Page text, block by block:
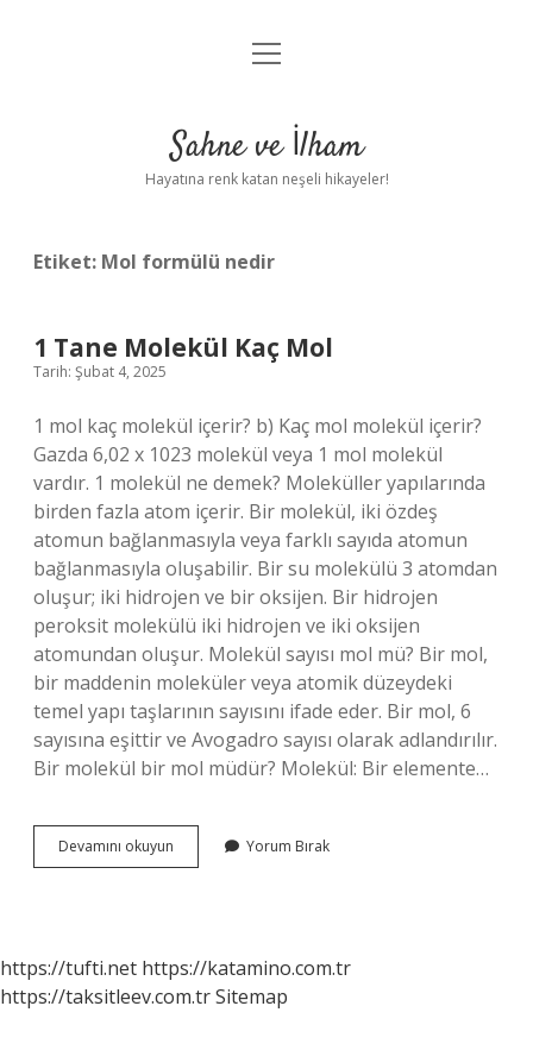
Anasayfa
Yasal Uyarı
menüyü
Sahne ve İlham
Hayatına renk katan neşeli hikayeler!
Etiket: Mol formülü nedir
1 Tane Molekül Kaç Mol
Tarih: Şubat 4, 2025
1 mol kaç molekül içerir? b) Kaç mol molekül içerir?
Gazda 6,02 x 1023 molekül veya 1 mol molekül
vardır. 1 molekül ne demek? Moleküller yapılarında
birden fazla atom içerir. Bir molekül, iki özdeş
atomun bağlanmasıyla veya farklı sayıda atomun
bağlanmasıyla oluşabilir. Bir su molekülü 3 atomdan
oluşur; iki hidrojen ve bir oksijen. Bir hidrojen
peroksit molekülü iki hidrojen ve iki oksijen
atomundan oluşur. Molekül sayısı mol mü? Bir mol,
bir maddenin moleküler veya atomik düzeydeki
temel yapı taşlarının sayısını ifade eder. Bir mol, 6
sayısına eşittir ve Avogadro sayısı olarak adlandırılır.
Bir molekül bir mol müdür? Molekül: Bir elemente…
Devamını okuyun
Tane
Yorum Bırak
https://tufti.net https://katamino.com.tr
https://taksitleev.com.trSitemap